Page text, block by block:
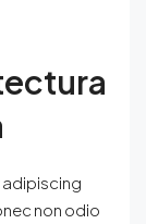
non odio